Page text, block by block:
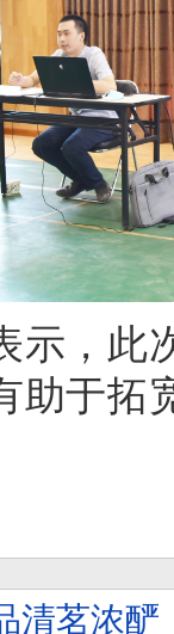
，此次
助于拓
清茗浓